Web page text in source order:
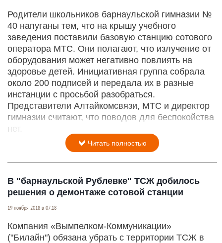
Родители школьников барнаульской гимназии №
40 напуганы тем, что на крышу учебного
заведения поставили базовую станцию сотового
оператора МТС. Они полагают, что излучение от
оборудования может негативно повлиять на
здоровье детей. Инициативная группа собрала
около 200 подписей и передала их в разные
инстанции с просьбой разобраться.
Представители Алтайкомсвязи, МТС и директор
гимназии считают, что поводов для беспокойства
нет.
Читать полностью
В "барнаульской Рублевке" ТСЖ добилось
решения о демонтаже сотовой станции
19 ноября 2018 в 07:18
Компания «Вымпелком-Коммуникации»
("Билайн") обязана убрать с территории ТСЖ в